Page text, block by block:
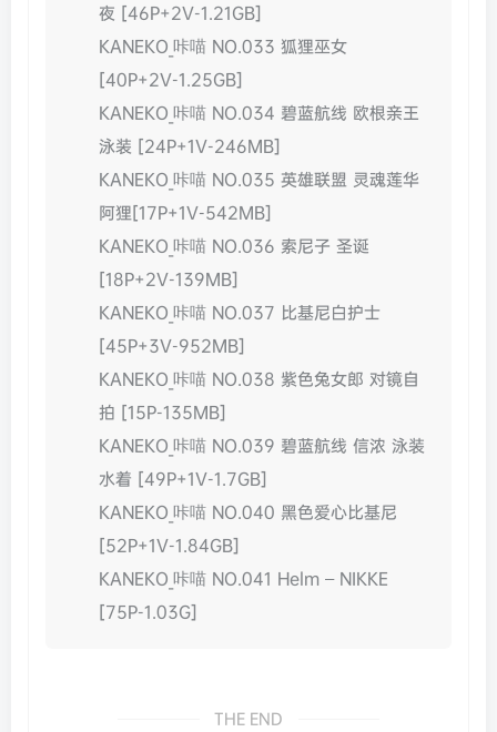
夜 [46P+2V-1.21GB]
KANEKO_咔喵 NO.033 狐狸巫女
[40P+2V-1.25GB]
KANEKO_咔喵 NO.034 碧蓝航线 欧根亲王
泳装 [24P+1V-246MB]
KANEKO_咔喵 NO.035 英雄联盟 灵魂莲华
阿狸[17P+1V-542MB]
KANEKO_咔喵 NO.036 索尼子 圣诞
[18P+2V-139MB]
KANEKO_咔喵 NO.037 比基尼白护士
[45P+3V-952MB]
KANEKO_咔喵 NO.038 紫色兔女郎 对镜自
拍 [15P-135MB]
KANEKO_咔喵 NO.039 碧蓝航线 信浓 泳装
水着 [49P+1V-1.7GB]
KANEKO_咔喵 NO.040 黑色爱心比基尼
[52P+1V-1.84GB]
KANEKO_咔喵 NO.041 Helm – NIKKE
[75P-1.03G]
THE END